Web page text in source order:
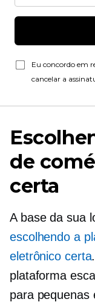
Eu concordo em
cancelar a
de
certa
A base da sua
escolhendo a
eletrônico certa
plataforma
para pequenas